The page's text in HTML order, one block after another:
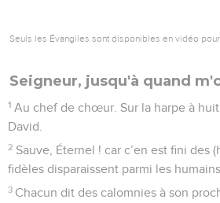
Seuls les Évangiles sont disponibles en vidéo pour
Seigneur, jusqu'à quand
1 Au chef de chœur. Sur la harpe à
David.
2 Sauve, Éternel ! car c’en est fini des
fidèles disparaissent parmi les humains.
3 Chacun dit des calomnies à son